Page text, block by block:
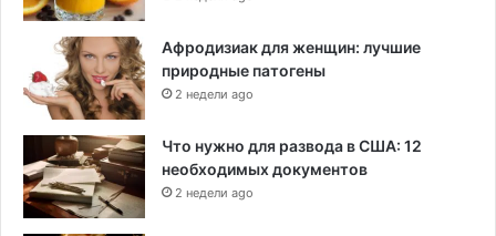
Афродизиак для женщин: лучшие
природные патогены
2 недели ago
Что нужно для развода в США: 12
необходимых документов
2 недели ago